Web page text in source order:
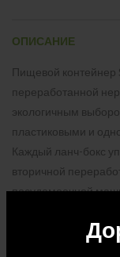
ОПИСАНИЕ
Пищевой контейнер
переработанной
экологичным
пластиковыми и
Каждый ланч-бокс
вторичной
посудомоечной